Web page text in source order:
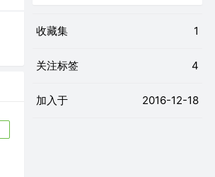
收藏集 1
关注标签 4
加入于 2016-12-18